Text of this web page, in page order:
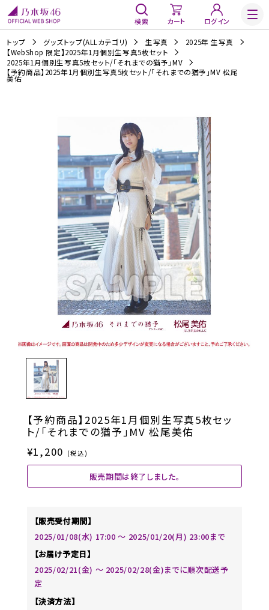
検索 カート ログイン
トップ グッズトップ(ALLカテゴリ) 生写真
2025年 生写真
【WebShop 限定】2025年1月個別生写真5枚セット
2025年1月個別生写真5枚セット/「それまでの猶予」MV
【予約商品】2025年1月個別生写真5枚セット/「それまでの猶予」MV 松尾
美佑
【予約商品】2025年1月個別生写真5枚セッ
ト/「それまでの猶予」MV 松尾美佑
¥1,200 (税込)
販売期間は終了しました。
【販売受付期間】
2025/01/08(水) 17:00 〜 2025/01/20(月) 23:00まで
【お届け予定日】
2025/02/21(金) 〜 2025/02/28(金)までに順次配送予
定
【決済方法】